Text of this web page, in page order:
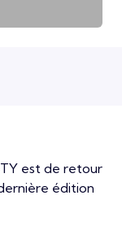
est de retour
édition